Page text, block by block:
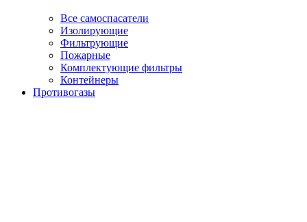
Все самоспасатели
Изолирующие
Фильтрующие
Пожарные
Комплектующие фильтры
Контейнеры
Противогазы